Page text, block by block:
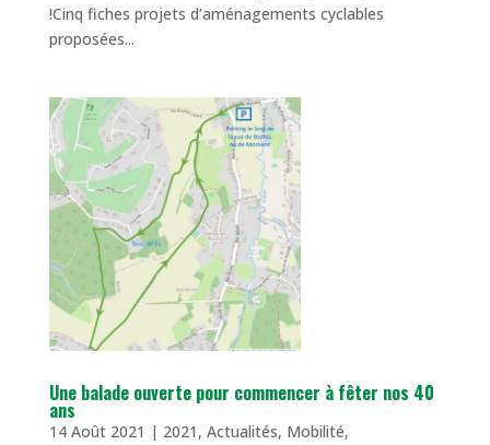
!Cinq fiches projets d’aménagements cyclables
proposées...
Une balade ouverte pour commencer à fêter nos 40
ans
14 Août 2021 | 2021 , Actualités, Mobilité,